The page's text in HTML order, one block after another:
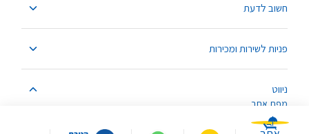
חשוב לדעת
פניות לשירות ומכירות
ניווט
מפת אתר